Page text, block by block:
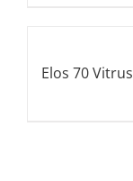
Elos 70 Vitrus